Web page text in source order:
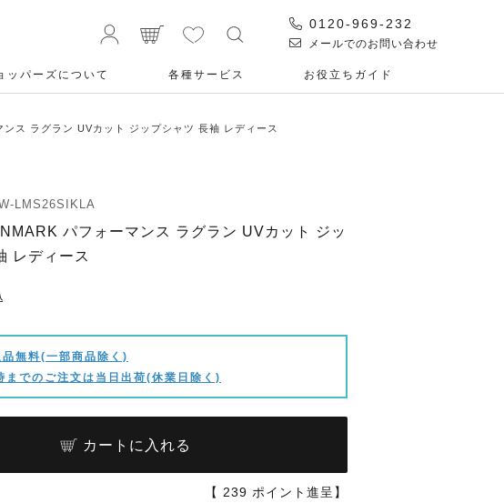
0120-969-232
メールでのお問い合わせ
ッパーズについて 各種サービス お役⽴ちガイド
ス ラグラン UVカット ジップシャツ 長袖 レディース
LMS26SIKLA
パフォーマンス ラグラン UVカット ジッ
レディース
無料(一部商品除く)
までのご注文は当日出荷(休業日除く)
カートに入れる
【 239 ポイント進呈】